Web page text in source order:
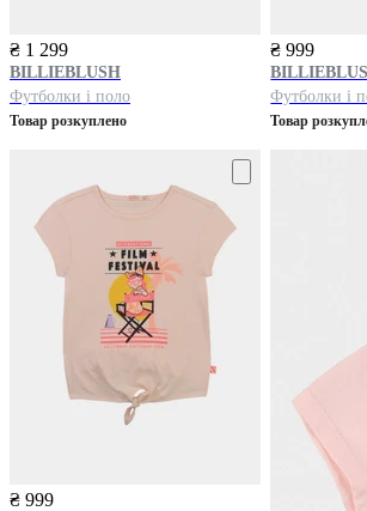
₴ 1 299
BILLIEBLUSH
Футболки і поло
Товар розкуплено
₴ 999
Футболки і
Товар
₴ 999